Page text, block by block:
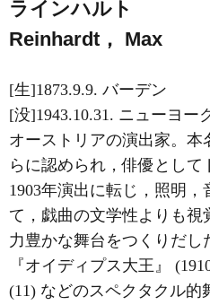
ラインハルト
Reinhardt， Max
[生]1873.9.9. バーデン
[没]1943.10.31. ニューヨー
オーストリアの演出家。本
らに認められ，俳優として
1903年演出に転じ，照明
て，戯曲の文学性よりも視
力豊かな舞台をつくりだし
『オイディプス大王』
(11) などのスペクタクル的